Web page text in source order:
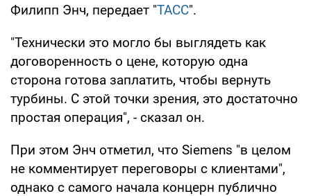
Филипп Энч, передает "ТАСС".
"Технически это могло бы выглядеть как
договоренность о цене, которую одна
сторона готова заплатить, чтобы вернуть
турбины. С этой точки зрения, это достаточно
простая операция", - сказал он.
При этом Энч отметил, что Siemens "в целом
не комментирует переговоры с клиентами",
однако с самого начала концерн публично